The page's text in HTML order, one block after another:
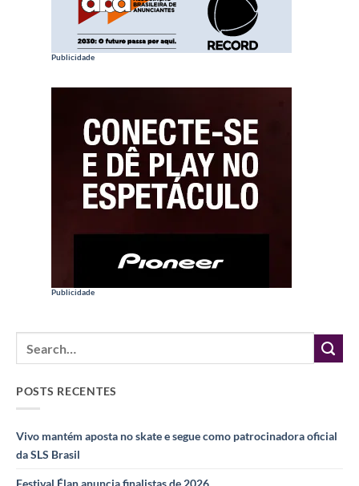
Publicidade
Publicidade
POSTS RECENTES
Vivo mantém aposta no skate e segue como patrocinadora oficial
da SLS Brasil
Festival Élan anuncia finalistas de 2026